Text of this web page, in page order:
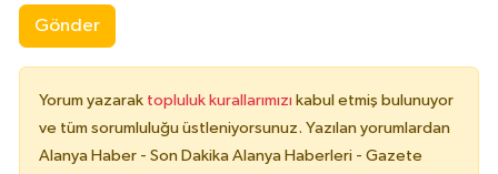
Gönder
Yorum yazarak topluluk kurallarımızı kabul etmiş bulunuyor
ve tüm sorumluluğu üstleniyorsunuz. Yazılan yorumlardan
Alanya Haber - Son Dakika Alanya Haberleri - Gazete